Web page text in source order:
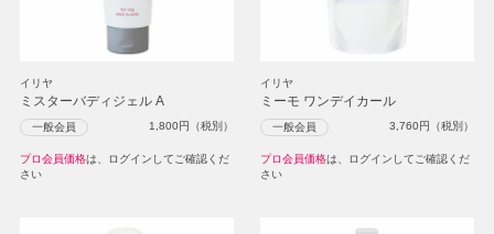
イリヤ
ミスターバディジェル A
一般会員 1,800円（税別）
プロ会員価格は、ログインしてご確認くだ
さい
イリヤ
ミーモ ワンデイカール
一般会員 3,760円（税別）
プロ会員価格は、ログインしてご確認くだ
さい